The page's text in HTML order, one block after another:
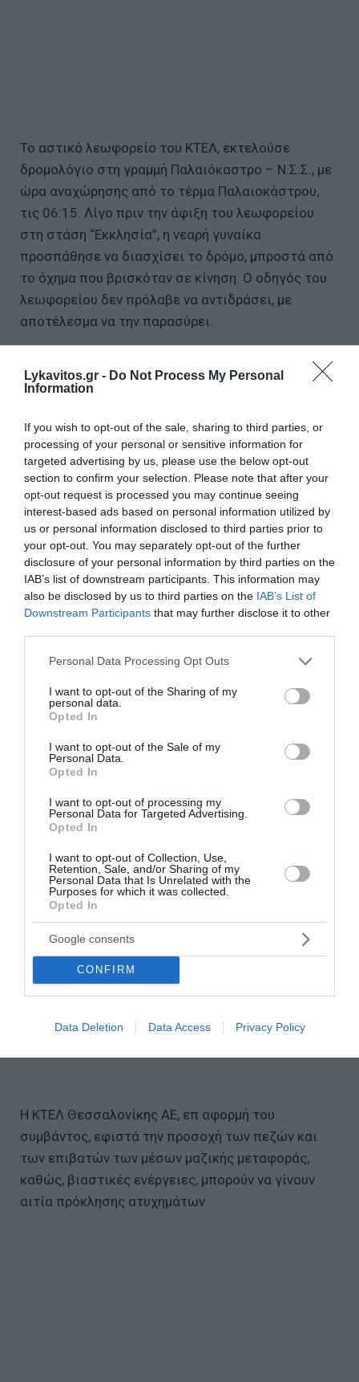
Lykavitos.gr - Do Not Process My Personal
Information
If you wish to opt-out of the sale, sharing to third parties, or
processing of your personal or sensitive information for
targeted advertising by us, please use the below opt-out
section to confirm your selection. Please note that after your
opt-out request is processed you may continue seeing
interest-based ads based on personal information utilized by
us or personal information disclosed to third parties prior to
your opt-out. You may separately opt-out of the further
disclosure of your personal information by third parties on the
IAB’s list of downstream participants. This information may
also be disclosed by us to third parties on the IAB’s List of
Downstream Participants that may further disclose it to other
Please note that this website/app uses one or more Google
not limited to your visit or usage behaviour. You may click to
grant or deny consent to Google and its third-party tags to
use your data for below specified purposes in below Google
consent section.
Personal Data Processing Opt Outs
I want to opt-out of the Sharing of my
personal data.
Opted In
I want to opt-out of the Sale of my
Personal Data.
Opted In
I want to opt-out of processing my
Personal Data for Targeted Advertising.
Opted In
I want to opt-out of Collection, Use,
Retention, Sale, and/or Sharing of my
Personal Data that Is Unrelated with the
Purposes for which it was collected.
Opted In
Google consents
CONFIRM
Data Deletion Data Access Privacy Policy
Το αστικό λεωφορείο του ΚΤΕΛ, εκτελούσε
δρομολόγιο στη γραμμή Παλαιόκαστρο – Ν.Σ.Σ., με
ώρα αναχώρησης από το τέρμα Παλαιοκάστρου,
τις 06:15. Λίγο πριν την άφιξη του λεωφορείου
στη στάση “Εκκλησία”, η νεαρή γυναίκα
προσπάθησε να διασχίσει το δρόμο, μπροστά από
το όχημα που βρισκόταν σε κίνηση. Ο οδηγός του
λεωφορείου δεν πρόλαβε να αντιδράσει, με
αποτέλεσμα να την παρασύρει.
Αμέσως, το λεωφορείο ακινητοποιήθηκε, κλήθηκε
από τον οδηγό η Τροχαία, το ΕΚΑΒ και η Υπηρεσία
Φροντίδας Ατυχημάτων της ΚΤΕΛ Θεσσαλονίκης
Η γυναίκα, η οποία υπέστη κάταγμα στο πόδι,
διακομίσθηκε στο Νοσοκομείο Παπαγεωργίου
Η ΚΤΕΛ Θεσσαλονίκης ΑΕ, επ αφορμή του
συμβάντος, εφιστά την προσοχή των πεζών και
των επιβατών των μέσων μαζικής μεταφοράς,
καθώς, βιαστικές ενέργειες, μπορούν να γίνουν
αιτία πρόκλησης ατυχημάτων.